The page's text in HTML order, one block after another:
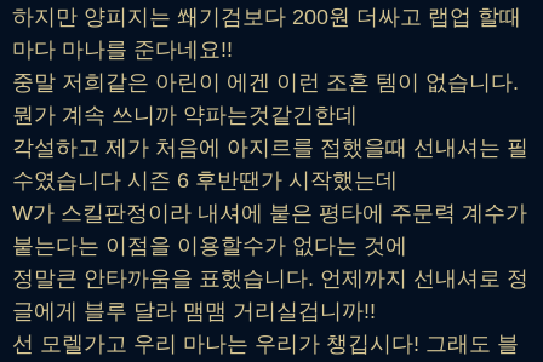
하지만 양피지는 쐐기검보다 200원 더싸고 랩업 할때
마다 마나를 준다네요!!
중말 저희같은 아린이 에겐 이런 조흔 템이 없습니다.
뭔가 계속 쓰니까 약파는것같긴한데
각설하고 제가 처음에 아지르를 접했을때 선내셔는 필
수였습니다 시즌 6 후반땐가 시작했는데
W가 스킬판정이라 내셔에 붙은 평타에 주문력 계수가
붙는다는 이점을 이용할수가 없다는 것에
정말큰 안타까움을 표했습니다. 언제까지 선내셔로 정
글에게 블루 달라 맴맴 거리실겁니까!!
선 모렐가고 우리 마나는 우리가 챙깁시다! 그래도 블